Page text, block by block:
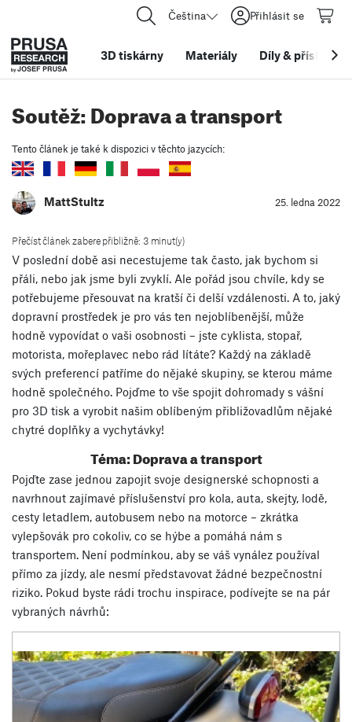
Čeština Přihlásit se
3D tiskárny Materiály Díly&
Soutěž: Doprava a transport
Tento článek je také k dispozici v těchto jazycích:
MattStultz 25. ledna 2022
Přečíst článek zabere přibližně: 3 minut(y)
V poslední době asi necestujeme tak často, jak bychom si
přáli, nebo jak jsme byli zvyklí. Ale pořád jsou chvíle, kdy se
potřebujeme přesouvat na kratší či delší vzdálenosti. A to, jaký
dopravní prostředek je pro vás ten nejoblíbenější, může
hodně vypovídat o vaši osobnosti – jste cyklista, stopař,
motorista, mořeplavec nebo rád lítáte? Každý na základě
svých preferencí patříme do nějaké skupiny, se kterou máme
hodně společného. Pojďme to vše spojit dohromady s vášní
pro 3D tisk a vyrobit našim oblíbeným přibližovadlům nějaké
chytré doplňky a vychytávky!
Téma: Doprava a transport
Pojďte zase jednou zapojit svoje designerské schopnosti a
navrhnout zajímavé příslušenství pro kola, auta, skejty, lodě,
cesty letadlem, autobusem nebo na motorce – zkrátka
vylepšovák pro cokoliv, co se hýbe a pomáhá nám s
transportem. Není podmínkou, aby se váš vynález používal
přímo za jízdy, ale nesmí představovat žádné bezpečnostní
riziko. Pokud byste rádi trochu inspirace, podívejte se na pár
vybraných návrhů: